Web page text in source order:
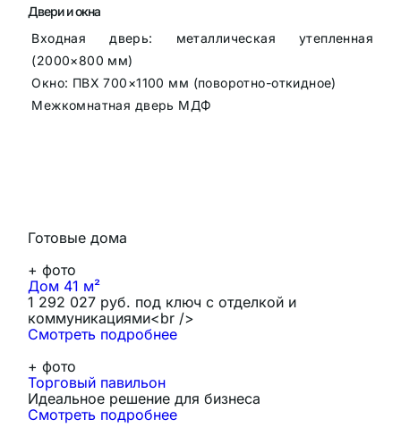
Двери и окна
Входная дверь: металлическая утепленная
(2000×800 мм)
Окно: ПВХ 700×1100 мм (поворотно-откидное)
Межкомнатная дверь МДФ
Готовые дома
+ фото
Дом 41 м²
1 292 027 руб. под ключ с отделкой и
коммуникациями<br />
Смотреть подробнее
+ фото
Торговый павильон
Идеальное решение для бизнеса
Смотреть подробнее